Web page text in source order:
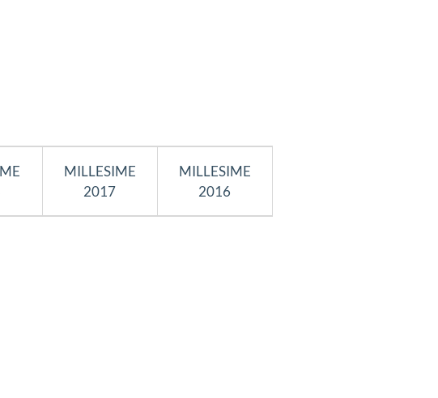
MILLESIME
2017
MILLESIME
2016